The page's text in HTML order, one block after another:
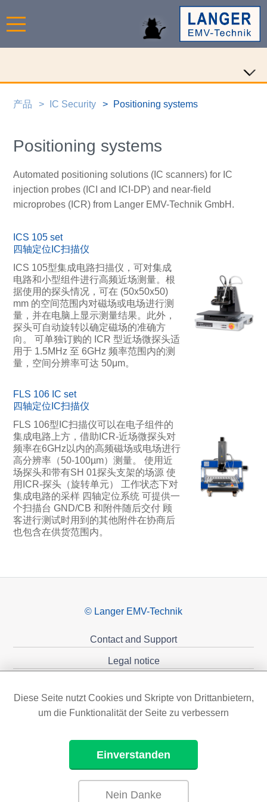
产品 IC Security Positioning systems
Positioning systems
Automated positioning solutions (IC scanners) for IC
injection probes (ICI and ICI-DP) and near-field
microprobes (ICR) from Langer EMV-Technik GmbH.
ICS 105 set
四轴定位IC扫描仪
ICS 105型集成电路扫描仪，可对集成
电路和小型组件进行高频近场测量。根
据使用的探头情况，可在 (50x50x50)
mm 的空间范围内对磁场或电场进行测
量，并在电脑上显示测量结果。此外，
探头可自动旋转以确定磁场的准确方
向。 可单独订购的 ICR 型近场微探头适
用于 1.5MHz 至 6GHz 频率范围内的测
量，空间分辨率可达 50μm。
FLS 106 IC set
四轴定位IC扫描仪
FLS 106型IC扫描仪可以在电子组件的
集成电路上方，借助ICR-近场微探头对
频率在6GHz以内的高频磁场或电场进行
高分辨率（50-100µm）测量。 使用近
场探头和带有SH 01探头支架的场源 使
用ICR-探头（旋转单元） 工作状态下对
集成电路的采样 四轴定位系统 可提供一
个扫描台 GND/CB 和附件随后交付 顾
客进行测试时用到的其他附件在协商后
也包含在供货范围内。
© Langer EMV-Technik
Contact and Support
Legal notice
Diese Seite nutzt Cookies und Skripte von Drittanbietern,
um die Funktionalität der Seite zu verbessern
Einverstanden
Nein Danke